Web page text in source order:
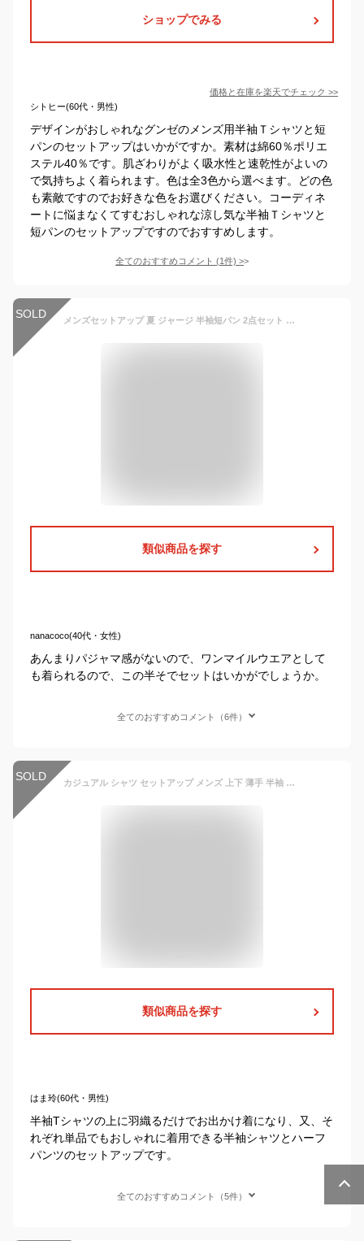
ショップでみる
価格と在庫を楽天でチェック >>
シトヒー(60代・男性)
デザインがおしゃれなグンゼのメンズ用半袖Ｔシャツと短
パンのセットアップはいかがですか。素材は綿60％ポリエ
ステル40％です。肌ざわりがよく吸水性と速乾性がよいの
で気持ちよく着られます。色は全3色から選べます。どの色
も素敵ですのでお好きな色をお選びください。コーディネ
ートに悩まなくてすむおしゃれな涼し気な半袖Ｔシャツと
短パンのセットアップですのでおすすめします。
全てのおすすめコメント (1件) >
SOLD メンズセットアップ 夏 ジャージ 半袖短パン 2点セット 上下セット 切り替え 短パン シャツ 半袖シャツ ハーフパンツ ルームウェア 大きいサイズ 父の日
類似商品を探す
nanacoco(40代・女性)
あんまりパジャマ感がないので、ワンマイルウエアとして
も着られるので、この半そでセットはいかがでしょうか。
全てのおすすめコメント（6件）
SOLD カジュアル シャツ セットアップ メンズ 上下 薄手 半袖 短パン 上下セット 2点セット 涼しい ゴルフウェア ルームウェア 半袖シャツ レディースブラウス 春 夏 無地 おしゃれ パジャマ お出かけ 寝巻き メンズファッション 父の日 プレゼント ギフト
類似商品を探す
はま玲(60代・男性)
半袖Tシャツの上に羽織るだけでお出かけ着になり、又、そ
れぞれ単品でもおしゃれに着用できる半袖シャツとハーフ
パンツのセットアップです。
全てのおすすめコメント（5件）